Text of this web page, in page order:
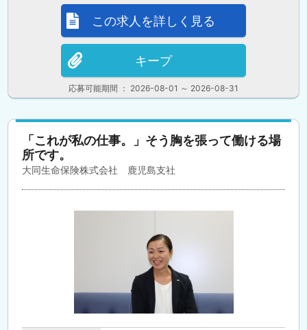
応募可能期間 ： 2026-08-01 ～ 2026-08-31
この求人を詳しく見る
キープ
「これが私の仕事。」そう胸を張って働ける場
所です。
大同生命保険株式会社 鹿児島支社